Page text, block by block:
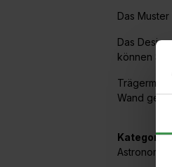
Das
Das
können
Wand
Astronomie